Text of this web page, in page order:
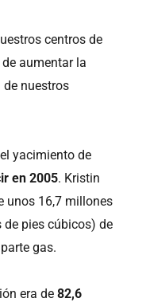
centros de
aumentar la
nuestros
yacimiento de
en 2005. Kristin
unos 16,7 millones
pies cúbicos) de
gas.
era de 82,6